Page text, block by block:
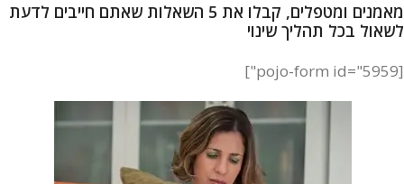
מאמנים ומטפלים, קבלו את 5 השאלות שאתם חייבים לדעת
לשאול בכל תהליך שינוי
[pojo-form id="5959"]